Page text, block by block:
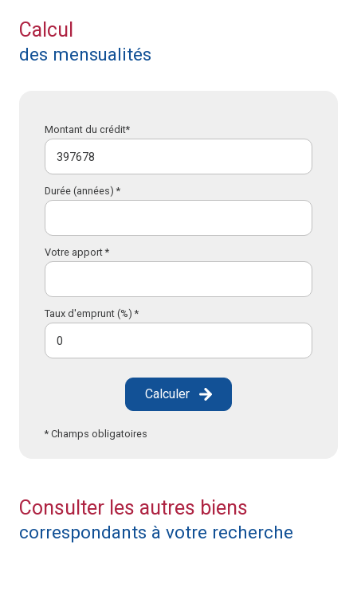
Calcul
des mensualités
Montant du crédit*
Durée (années) *
Votre apport *
Taux d'emprunt (%) *
Calculer
* Champs obligatoires
Consulter les autres biens
correspondants à votre recherche